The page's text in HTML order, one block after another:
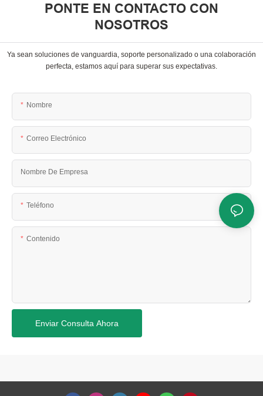
PONTE EN CONTACTO CON
NOSOTROS
Ya sean soluciones de vanguardia, soporte personalizado o una colaboración
perfecta, estamos aquí para superar sus expectativas.
Nombre
Correo Electrónico
Nombre De Empresa
Teléfono
Contenido
Enviar Consulta Ahora